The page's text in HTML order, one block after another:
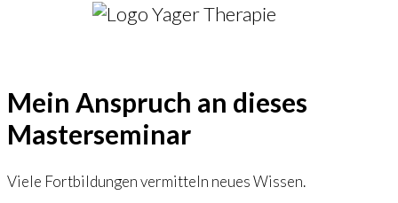
Mein Anspruch an dieses
Masterseminar
Viele Fortbildungen vermitteln neues Wissen.